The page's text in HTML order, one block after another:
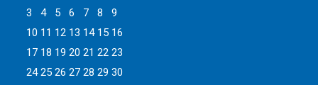
3
4 5 6 7 8
9
10 11 12 13 14 15 16
17 18 19 20 21 22 23
24 25 26 27 28 29 30